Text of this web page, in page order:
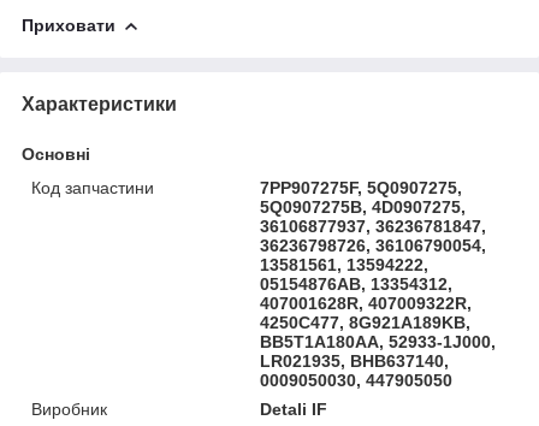
Приховати
Характеристики
Основні
Код запчастини
7PP907275F, 5Q0907275,
5Q0907275B, 4D0907275,
36106877937, 36236781847,
36236798726, 36106790054,
13581561, 13594222,
05154876AB, 13354312,
407001628R, 407009322R,
4250C477, 8G921A189KB,
BB5T1A180AA, 52933-1J000,
LR021935, BHB637140,
0009050030, 447905050
Виробник
Detali IF